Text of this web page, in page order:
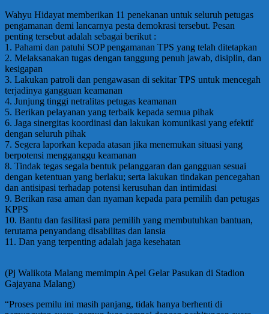
Wahyu Hidayat memberikan 11 penekanan untuk seluruh petugas
pengamanan demi lancarnya pesta demokrasi tersebut. Pesan
penting tersebut adalah sebagai berikut :
1. Pahami dan patuhi SOP pengamanan TPS yang telah ditetapkan
2. Melaksanakan tugas dengan tanggung penuh jawab, disiplin, dan
kesigapan
3. Lakukan patroli dan pengawasan di sekitar TPS untuk mencegah
terjadinya gangguan keamanan
4. Junjung tinggi netralitas petugas keamanan
5. Berikan pelayanan yang terbaik kepada semua pihak
6. Jaga sinergitas koordinasi dan lakukan komunikasi yang efektif
dengan seluruh pihak
7. Segera laporkan kepada atasan jika menemukan situasi yang
berpotensi mengganggu keamanan
8. Tindak tegas segala bentuk pelanggaran dan gangguan sesuai
dengan ketentuan yang berlaku; serta lakukan tindakan pencegahan
dan antisipasi terhadap potensi kerusuhan dan intimidasi
9. Berikan rasa aman dan nyaman kepada para pemilih dan petugas
KPPS
10. Bantu dan fasilitasi para pemilih yang membutuhkan bantuan,
terutama penyandang disabilitas dan lansia
11. Dan yang terpenting adalah jaga kesehatan
(Pj Walikota Malang memimpin Apel Gelar Pasukan di Stadion
Gajayana Malang)
“Proses pemilu ini masih panjang, tidak hanya berhenti di